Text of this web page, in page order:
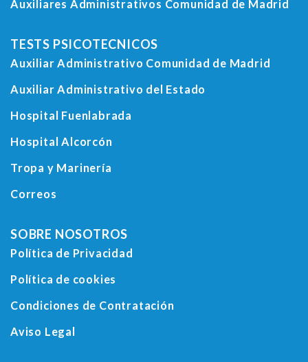
Auxiliares Administrativos Comunidad de Madrid
TESTS PSICOTECNICOS
Auxiliar Administrativo Comunidad de Madrid
Auxiliar Administrativo del Estado
Hospital Fuenlabrada
Hospital Alcorcón
Tropa y Marinería
Correos
SOBRE NOSOTROS
Política de Privacidad
Política de cookies
Condiciones de Contratación
Aviso Legal